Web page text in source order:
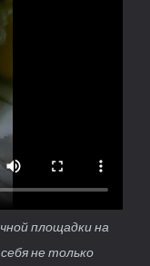
площадки на
не только